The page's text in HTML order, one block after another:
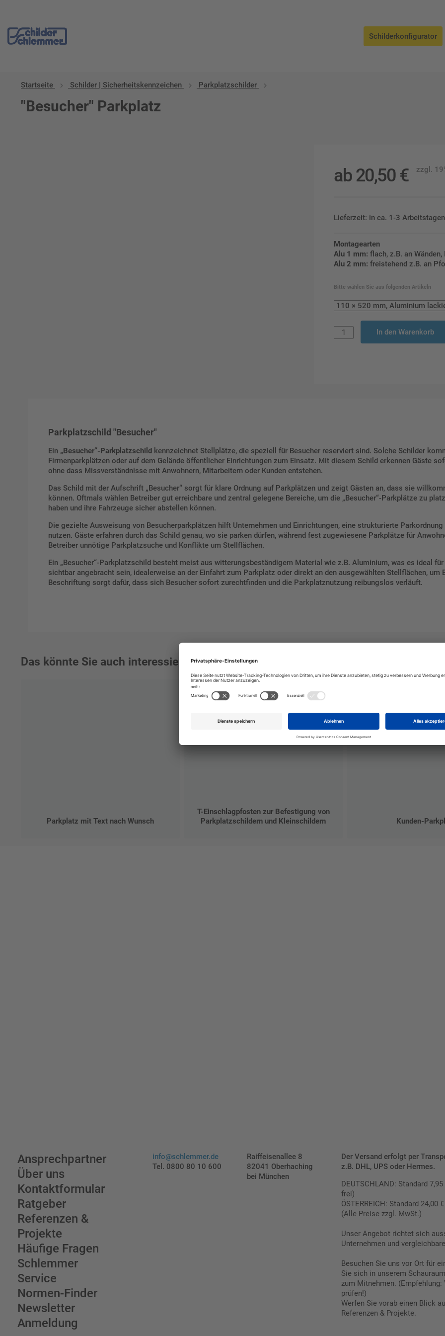
Schilderkonfigurator
Startseite Schilder | Sicherheitskennzeichen Parkplatzschilder
"Besucher" Parkplatz
ab20,50 € zzgl.
Lieferzeit: in ca. 1-3
Montagearten
Alu 1 mm: flach, z.B. an
Alu 2 mm: freistehend z.B. an
Bitte wählen Sie aus folgenden Artikeln
In den Warenkorb
Parkplatzschild "Besucher"
Ein „Besucher“-Parkplatzschild kennzeichnet Stellplätze, die speziell für Besucher reserviert sind. Solche Schilder
Firmenparkplätzen oder auf dem Gelände öffentlicher Einrichtungen zum Einsatz. Mit diesem Schild erkennen Gäste
ohne dass Missverständnisse mit Anwohnern, Mitarbeitern oder Kunden entstehen.
Das Schild mit der Aufschrift „Besucher“ sorgt für klare Ordnung auf Parkplätzen und zeigt Gästen an, dass sie
können. Oftmals wählen Betreiber gut erreichbare und zentral gelegene Bereiche, um die „Besucher“-Parkplätze zu
haben und ihre Fahrzeuge sicher abstellen können.
Die gezielte Ausweisung von Besucherparkplätzen hilft Unternehmen und Einrichtungen, eine strukturierte
nutzen. Gäste erfahren durch das Schild genau, wo sie parken dürfen, während fest zugewiesene Parkplätze für
Betreiber unnötige Parkplatzsuche und Konflikte um Stellflächen.
Ein „Besucher“-Parkplatzschild besteht meist aus witterungsbeständigem Material wie z.B. Aluminium, was es ideal
sichtbar angebracht sein, idealerweise an der Einfahrt zum Parkplatz oder direkt an den ausgewählten Stellflächen,
Beschriftung sorgt dafür, dass sich Besucher sofort zurechtfinden und die Parkplatznutzung reibungslos verläuft.
Das könnte Sie auch interessieren:
Parkplatz mit Text nach Wunsch
T-Einschlagpfosten zur Befestigung von
Parkplatzschildern und Kleinschildern
Kunden-
Ansprechpartner
Über uns
Kontaktformular
Ratgeber
Referenzen &
Projekte
Häufige Fragen
Schlemmer
Service
Normen-Finder
Newsletter
Anmeldung
info@schlemmer.de
Tel. 0800 80 10 600
Raiffeisenallee 8
82041 Oberhaching
bei München
Der Versand erfolgt per
z.B. DHL, UPS oder Hermes.
DEUTSCHLAND: Standard
frei)
ÖSTERREICH: Standard 24,00
(Alle Preise zzgl. MwSt.)
Unser Angebot richtet sich
Unternehmen und
Besuchen Sie uns vor Ort für
Sie sich in unserem
zum Mitnehmen.
prüfen!)
Werfen Sie vorab einen Blick
Referenzen & Projekte.